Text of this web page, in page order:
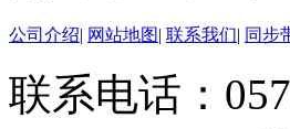
公司介绍| 网站地图| 联系我们| 同步
联系电话：